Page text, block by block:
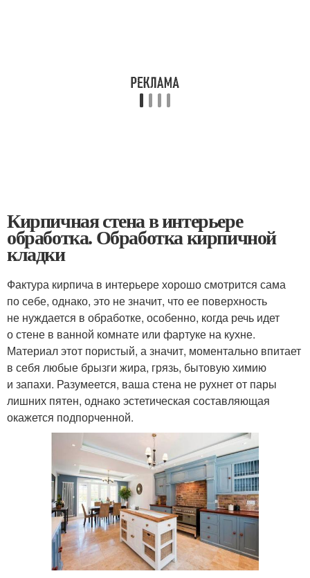
Кирпичная стена в интерьере
обработка. Обработка кирпичной
кладки
Фактура кирпича в интерьере хорошо смотрится сама
по себе, однако, это не значит, что ее поверхность
не нуждается в обработке, особенно, когда речь идет
о стене в ванной комнате или фартуке на кухне.
Материал этот пористый, а значит, моментально впитает
в себя любые брызги жира, грязь, бытовую химию
и запахи. Разумеется, ваша стена не рухнет от пары
лишних пятен, однако эстетическая составляющая
окажется подпорченной.